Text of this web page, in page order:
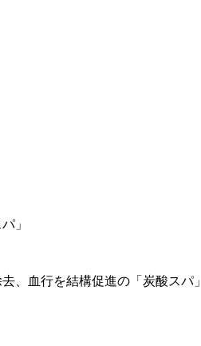
」
、血行を結構促進の「炭酸スパ」